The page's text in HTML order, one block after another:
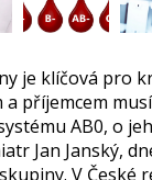
je klíčová pro
příjemcem
AB0, o
Jan Janský,
V České